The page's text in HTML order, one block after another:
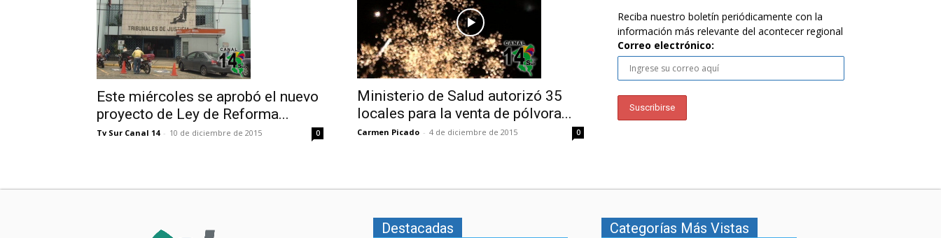
Este miércoles se aprobó el nuevo
proyecto de Ley de Reforma...
Tv Sur Canal 14 - 10 de diciembre de 2015 0
Ministerio de Salud autorizó 35
locales para la venta de pólvora...
Carmen Picado - 4 de diciembre de 2015 0
Reciba nuestro boletín periódicamente con la
información más relevante del acontecer regional
Correo electrónico:
Destacadas Categorías Más Vistas